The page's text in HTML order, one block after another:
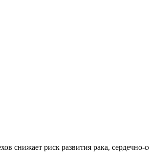
риск развития рака, сердечно-